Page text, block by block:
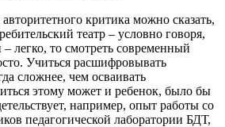
критика можно сказать,
театр – условно говоря,
легко, то смотреть современный
Учиться расшифровывать
сложнее, чем осваивать
этому может и ребенок, было бы
например, опыт работы со
педагогической лаборатории БДТ,